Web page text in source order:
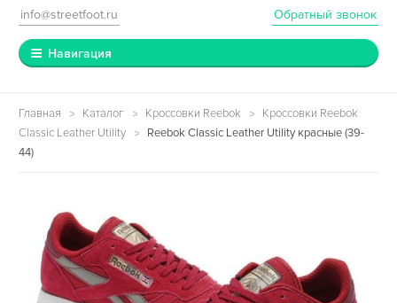
Обратный звонок
info@streetfoot.ru
Навигация
Главная Каталог Кроссовки Reebok
Кроссовки Reebok
Classic Leather Utility
Reebok Classic Leather Utility красные (39-
44)